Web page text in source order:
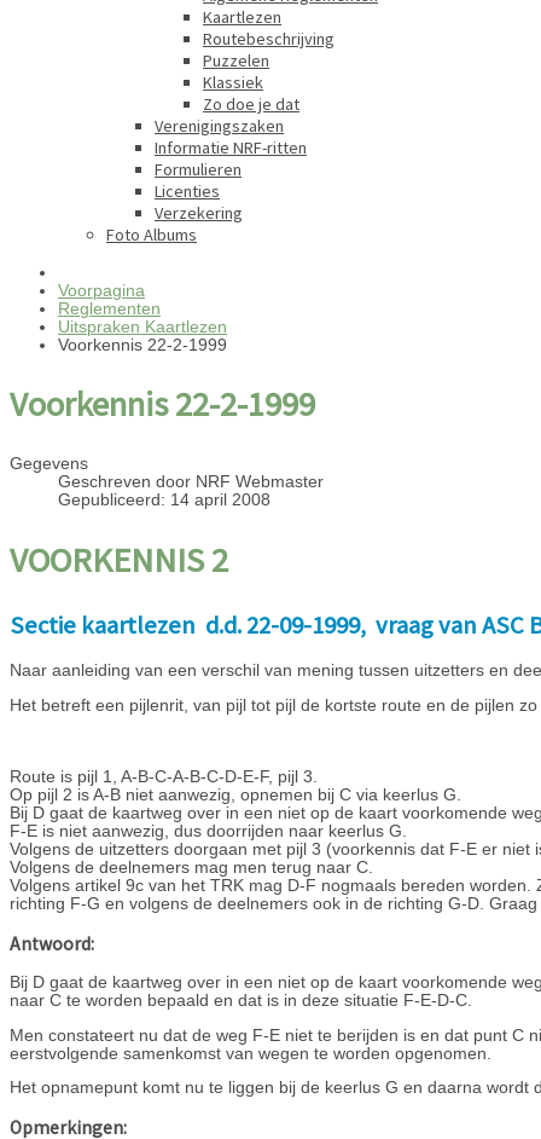
Kaartlezen
Routebeschrijving
Puzzelen
Klassiek
Zo doe je dat
Verenigingszaken
Informatie NRF-ritten
Formulieren
Licenties
Verzekering
Foto Albums
Voorpagina
Reglementen
Uitspraken Kaartlezen
Voorkennis 22-2-1999
Voorkennis 22-2-1999
Gegevens
Geschreven door NRF Webmaster
Gepubliceerd: 14 april 2008
VOORKENNIS 2
Sectie kaartlezen d.d. 22-09-1999, vraag van ASC
Naar aanleiding van een verschil van mening tussen uitzetters en
Het betreft een pijlenrit, van pijl tot pijl de kortste route en de pijlen
Route is pijl 1, A-B-C-A-B-C-D-E-F, pijl 3.
Op pijl 2 is A-B niet aanwezig, opnemen bij C via keerlus G.
Bij D gaat de kaartweg over in een niet op de kaart voorkomende
F-E is niet aanwezig, dus doorrijden naar keerlus G.
Volgens de uitzetters doorgaan met pijl 3 (voorkennis dat F-E er niet
Volgens de deelnemers mag men terug naar C.
Volgens artikel 9c van het TRK mag D-F nogmaals bereden
richting F-G en volgens de deelnemers ook in de richting G-D.
Antwoord:
Bij D gaat de kaartweg over in een niet op de kaart voorkomende
naar C te worden bepaald en dat is in deze situatie F-E-D-C.
Men constateert nu dat de weg F-E niet te berijden is en dat punt C
eerstvolgende samenkomst van wegen te worden opgenomen.
Het opnamepunt komt nu te liggen bij de keerlus G en daarna wordt
Opmerkingen: